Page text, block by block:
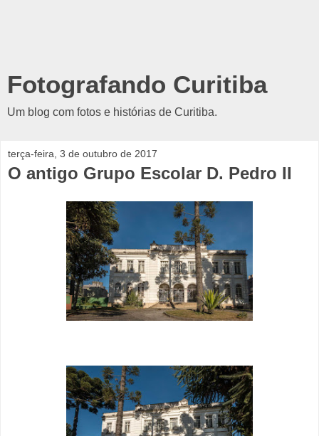
Fotografando Curitiba
Um blog com fotos e histórias de Curitiba.
terça-feira, 3 de outubro de 2017
O antigo Grupo Escolar D. Pedro II